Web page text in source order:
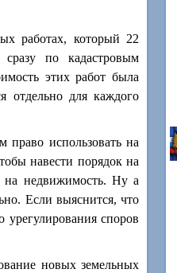
работах, который 22
по кадастровым
этих работ была
отдельно для каждого
право использовать на
навести порядок на
на недвижимость. Ну а
Если выяснится, что
урегулирования споров
новых земельных